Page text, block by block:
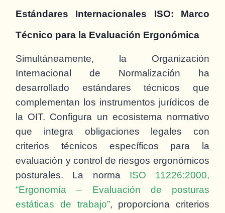
Estándares Internacionales ISO: Marco
Técnico para la Evaluación Ergonómica
Simultáneamente, la Organización
Internacional de Normalización ha
desarrollado estándares técnicos que
complementan los instrumentos jurídicos de
la OIT. Configura un ecosistema normativo
que integra obligaciones legales con
criterios técnicos específicos para la
evaluación y control de riesgos ergonómicos
posturales. La norma ISO 11226:2000,
“Ergonomía – Evaluación de posturas
estáticas de trabajo”, proporciona criterios